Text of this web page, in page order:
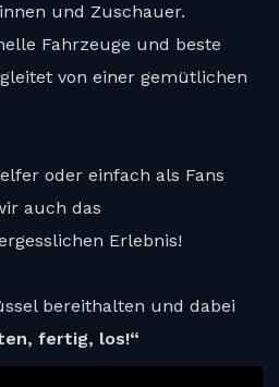
und Zuschauer.
Fahrzeuge und beste
von einer gemütlichen
oder einfach als Fans
auch das
Erlebnis!
bereithalten und dabei
fertig, los!“